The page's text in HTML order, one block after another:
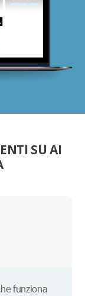
SU AI
funziona